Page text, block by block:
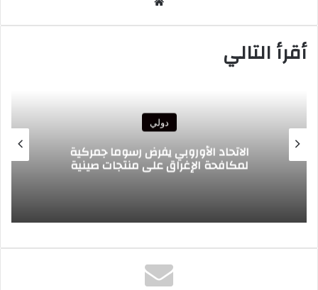
أقرأ التالي
دولي
الرئيس الغاني يبعث تحياته الأخوية إلى جلالة
الملك ويعرب عن ارتياحه للتقدم المحرز في
إطار التعاون الثنائي مع المغرب